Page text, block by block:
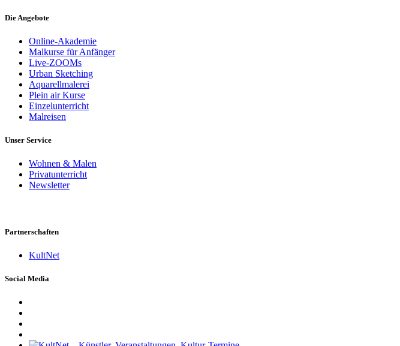
Die Angebote
Online-Akademie
Malkurse für Anfänger
Live-ZOOMs
Urban Sketching
Aquarellmalerei
Plein air Kurse
Einzelunterricht
Malreisen
Unser Service
Wohnen & Malen
Privatunterricht
Newsletter
Partnerschaften
KultNet
Social Media